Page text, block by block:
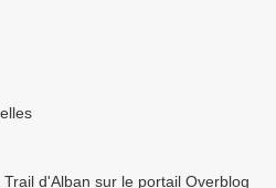
d'Alban sur le portail Overblog